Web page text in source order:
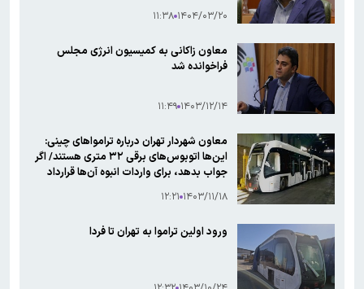
۱۴۰۴/۰۳/۲۰ ۱۱:۳۸
معاون زاکانی به کمیسیون انرژی مجلس
فراخوانده شد
۱۴۰۳/۱۲/۱۴ ۱۱:۴۹
معاون شهردار تهران درباره ترامواهای چینی:
این‌ها اتوبوس‌های برقی ۳۲ متری هستند/ اگر
جواب بدهد، برای واردات انبوه آن‌ها قرارداد
۱۴۰۳/۱۱/۱۸ ۱۲:۲۱
ورود اولین تراموا به تهران تا فردا